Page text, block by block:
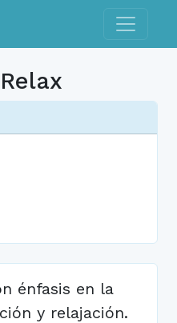
Toggle
énfasis en la
y relajación.